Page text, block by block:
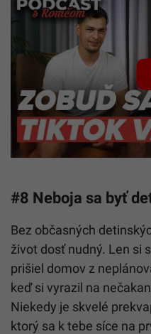
#8 Neboja sa byť
Bez občasných
život dosť nudný. Len si
prišiel domov z
keď si vyrazil na
Niekedy je skvelé
ktorý sa k tebe síce na